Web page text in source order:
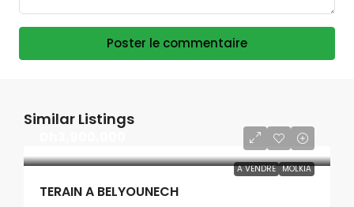
Poster le commentaire
Similar Listings
A VENDRE MOLKIA
TERAIN A BELYOUNECH